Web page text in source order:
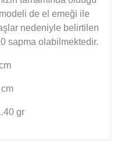
de el emeği ile
nedeniyle belirtilen
sapma olabilmektedir.
gr